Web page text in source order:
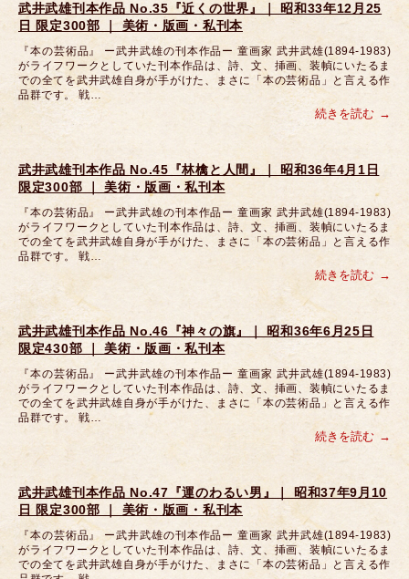
武井武雄刊本作品 No.35『近くの世界』｜ 昭和33年12月25
日 限定300部 ｜ 美術・版画・私刊本
『本の芸術品』 ー武井武雄の刊本作品ー 童画家 武井武雄(1894-1983)
がライフワークとしていた刊本作品は、詩、文、挿画、装幀にいたるま
での全てを武井武雄自身が手がけた、まさに「本の芸術品」と言える作
品群です。 戦…
続きを読む
武井武雄刊本作品 No.45『林檎と人間』｜ 昭和36年4月1日
限定300部 ｜ 美術・版画・私刊本
『本の芸術品』 ー武井武雄の刊本作品ー 童画家 武井武雄(1894-1983)
がライフワークとしていた刊本作品は、詩、文、挿画、装幀にいたるま
での全てを武井武雄自身が手がけた、まさに「本の芸術品」と言える作
品群です。 戦…
続きを読む
武井武雄刊本作品 No.46『神々の旗』｜ 昭和36年6月25日
限定430部 ｜ 美術・版画・私刊本
『本の芸術品』 ー武井武雄の刊本作品ー 童画家 武井武雄(1894-1983)
がライフワークとしていた刊本作品は、詩、文、挿画、装幀にいたるま
での全てを武井武雄自身が手がけた、まさに「本の芸術品」と言える作
品群です。 戦…
続きを読む
武井武雄刊本作品 No.47『運のわるい男』｜ 昭和37年9月10
日 限定300部 ｜ 美術・版画・私刊本
『本の芸術品』 ー武井武雄の刊本作品ー 童画家 武井武雄(1894-1983)
がライフワークとしていた刊本作品は、詩、文、挿画、装幀にいたるま
での全てを武井武雄自身が手がけた、まさに「本の芸術品」と言える作